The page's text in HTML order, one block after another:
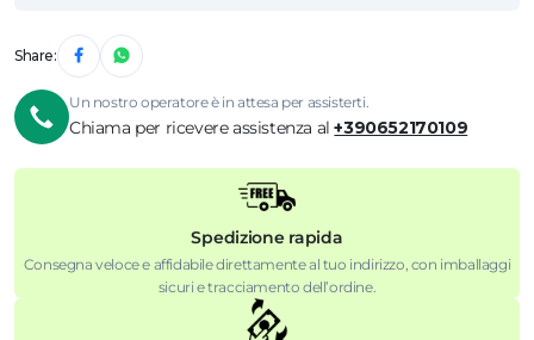
Share:
Un nostro operatore è in attesa per assisterti.
Chiama per ricevere assistenza al+390652170109
Spedizione rapida
Consegna veloce e affidabile direttamente al tuo indirizzo, con imballaggi
sicuri e tracciamento dell’ordine.